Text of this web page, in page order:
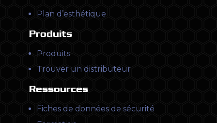
Plan d’esthétique
Produits
Produits
Trouver un distributeur
Ressources
Fiches de données de sécurité